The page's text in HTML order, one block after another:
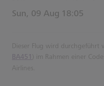
Sun, 09 Aug Estimated
18:05
Dieser Flug wird durchgeführt
BA451 ) im Rahmen einer
Airlines.